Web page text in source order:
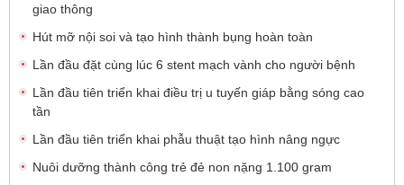
giao thông
Hút mỡ nội soi và tạo hình thành bụng hoàn toàn
Lần đầu đặt cùng lúc 6 stent mạch vành cho người bệnh
Lần đầu tiên triển khai điều trị u tuyến giáp bằng sóng cao
tần
Lần đầu tiên triển khai phẫu thuật tạo hình nâng ngực
Nuôi dưỡng thành công trẻ đẻ non nặng 1.100 gram